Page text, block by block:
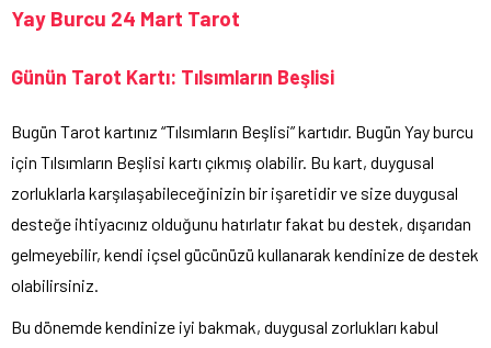
Yay Burcu 24 Mart Tarot
Günün Tarot Kartı: Tılsımların Beşlisi
Bugün Tarot kartınız “Tılsımların Beşlisi” kartıdır. Bugün Yay burcu
için Tılsımların Beşlisi kartı çıkmış olabilir. Bu kart, duygusal
zorluklarla karşılaşabileceğinizin bir işaretidir ve size duygusal
desteğe ihtiyacınız olduğunu hatırlatır fakat bu destek, dışarıdan
gelmeyebilir, kendi içsel gücünüzü kullanarak kendinize de destek
olabilirsiniz.
Bu dönemde kendinize iyi bakmak, duygusal zorlukları kabul